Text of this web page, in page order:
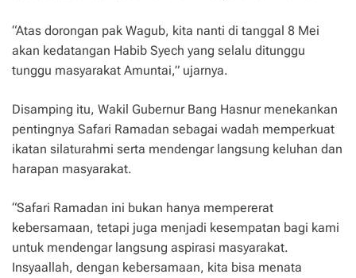
“Atas dorongan pak Wagub, kita nanti di tanggal 8 Mei
akan kedatangan Habib Syech yang selalu ditunggu
tunggu masyarakat Amuntai,” ujarnya.
Disamping itu, Wakil Gubernur Bang Hasnur menekankan
pentingnya Safari Ramadan sebagai wadah memperkuat
ikatan silaturahmi serta mendengar langsung keluhan dan
harapan masyarakat.
“Safari Ramadan ini bukan hanya mempererat
kebersamaan, tetapi juga menjadi kesempatan bagi kami
untuk mendengar langsung aspirasi masyarakat.
Insyaallah, dengan kebersamaan, kita bisa menata